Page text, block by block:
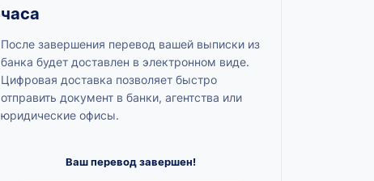
часа
После завершения перевод вашей выписки из
банка будет доставлен в электронном виде.
Цифровая доставка позволяет быстро
отправить документ в банки, агентства или
юридические офисы.
Ваш перевод завершен!